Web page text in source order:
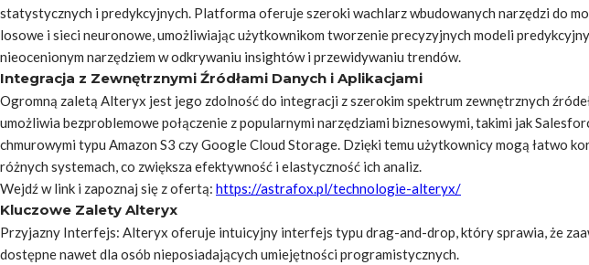
statystycznych i predykcyjnych. Platforma oferuje szeroki wachlarz wbudowanych narzędzi do
losowe i sieci neuronowe, umożliwiając użytkownikom tworzenie precyzyjnych modeli
nieocenionym narzędziem w odkrywaniu insightów i przewidywaniu trendów.
Integracja z Zewnętrznymi Źródłami Danych i Aplikacjami
Ogromną zaletą Alteryx jest jego zdolność do integracji z szerokim spektrum zewnętrznych
umożliwia bezproblemowe połączenie z popularnymi narzędziami biznesowymi, takimi jak
chmurowymi typu Amazon S3 czy Google Cloud Storage. Dzięki temu użytkownicy mogą łatwo
różnych systemach, co zwiększa efektywność i elastyczność ich analiz.
Wejdź w link i zapoznaj się z ofertą: https://astrafox.pl/technologie-alteryx/
Kluczowe Zalety Alteryx
Przyjazny Interfejs: Alteryx oferuje intuicyjny interfejs typu drag-and-drop, który sprawia, że
dostępne nawet dla osób nieposiadających umiejętności programistycznych.